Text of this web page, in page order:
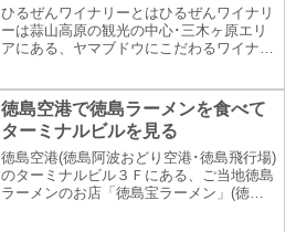
ひるぜんワイナリーとはひるぜんワイナリ
ーは蒜山高原の観光の中心･三木ヶ原エリ
アにある、ヤマブドウにこだわるワイナリ
ウ果汁使用のノンアルコール風のシルフ
は、ひるぜんワ...
徳島空港で徳島ラーメンを食べて
ターミナルビルを見る
徳島空港(徳島阿波おどり空港･徳島飛行場)
のターミナルビル３Ｆにある、ご当地徳島
ラーメンのお店「徳島宝ラーメン」(徳島